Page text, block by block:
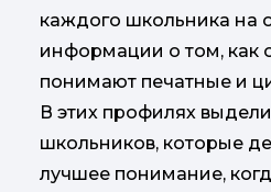
каждого школьника на
информации о том, как
понимают печатные и
В этих профилях
школьников, которые
лучшее понимание,